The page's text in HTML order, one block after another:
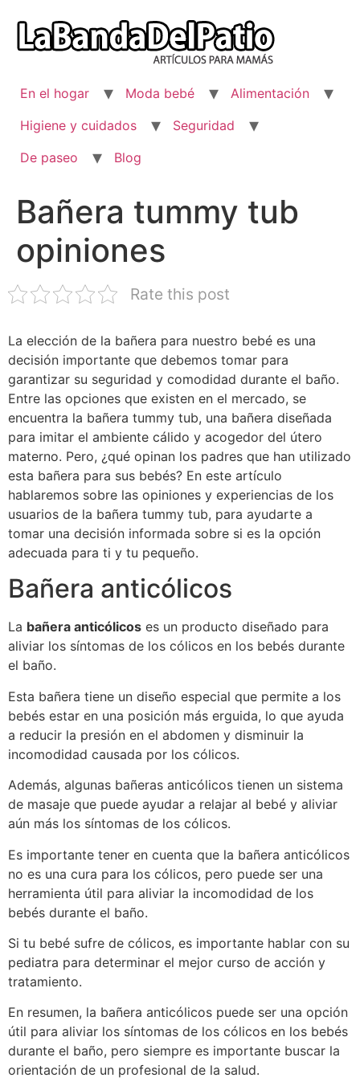
contenido
En el hogar Moda bebé
Alimentación
Higiene y cuidados
Seguridad
De paseo
Blog
Bañera tummy tub
opiniones
Rate this post
La elección de la bañera para nuestro bebé es una
decisión importante que debemos tomar para
garantizar su seguridad y comodidad durante el baño.
Entre las opciones que existen en el mercado, se
encuentra la bañera tummy tub, una bañera diseñada
para imitar el ambiente cálido y acogedor del útero
materno. Pero, ¿qué opinan los padres que han utilizado
esta bañera para sus bebés? En este artículo
hablaremos sobre las opiniones y experiencias de los
usuarios de la bañera tummy tub, para ayudarte a
tomar una decisión informada sobre si es la opción
adecuada para ti y tu pequeño.
Bañera anticólicos
La bañera anticólicos es un producto diseñado para
aliviar los síntomas de los cólicos en los bebés durante
el baño.
Esta bañera tiene un diseño especial que permite a los
bebés estar en una posición más erguida, lo que ayuda
a reducir la presión en el abdomen y disminuir la
incomodidad causada por los cólicos.
Además, algunas bañeras anticólicos tienen un sistema
de masaje que puede ayudar a relajar al bebé y aliviar
aún más los síntomas de los cólicos.
Es importante tener en cuenta que la bañera anticólicos
no es una cura para los cólicos, pero puede ser una
herramienta útil para aliviar la incomodidad de los
bebés durante el baño.
Si tu bebé sufre de cólicos, es importante hablar con su
pediatra para determinar el mejor curso de acción y
tratamiento.
En resumen, la bañera anticólicos puede ser una opción
útil para aliviar los síntomas de los cólicos en los bebés
durante el baño, pero siempre es importante buscar la
orientación de un profesional de la salud.